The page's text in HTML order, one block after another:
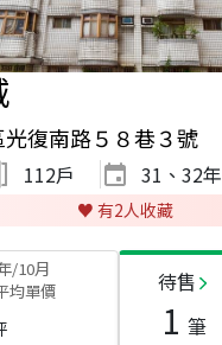
復南路５８巷３號
112戶 31、32年
♥️ 有2人收藏
/10月
均單價
待售
1 筆